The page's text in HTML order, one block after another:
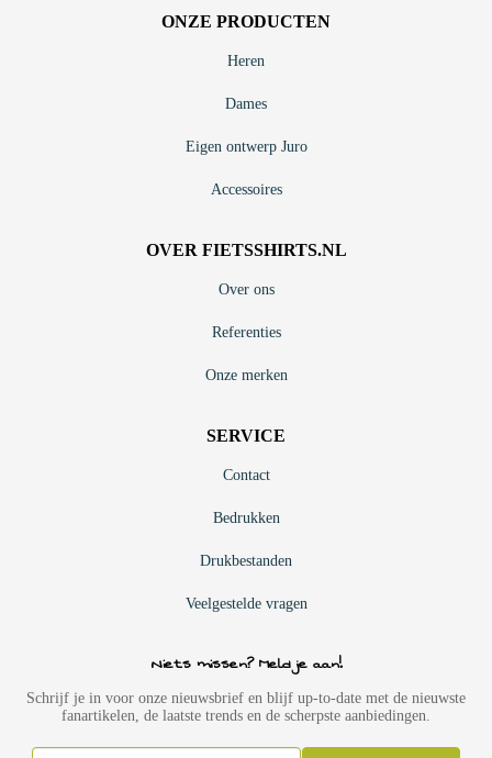
ONZE PRODUCTEN
Heren
Dames
Eigen ontwerp Juro
Accessoires
OVER FIETSSHIRTS.NL
Over ons
Referenties
Onze merken
SERVICE
Contact
Bedrukken
Drukbestanden
Veelgestelde vragen
Niets missen? Meld je aan!
Schrijf je in voor onze nieuwsbrief en blijf up-to-date met de nieuwste
fanartikelen, de laatste trends en de scherpste aanbiedingen.